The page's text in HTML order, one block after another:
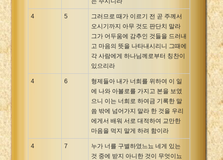
4 5
그러므로 때가 이르기 전 곧 주께서
오시기까지 아무 것도 판단치 말라
그가 어두움에 감추인 것들을 드러내
고 마음의 뜻을 나타내시리니 그때에
각 사람에게 하나님께로부터 칭찬이
있으리라
4 6
형제들아 내가 너희를 위하여 이 일
에 나와 아볼로를 가지고 본을 보였
으니 이는 너희로 하여금 기록한 말
씀 밖에 넘어가지 말라 한 것을 우리
에게서 배워 서로 대적하여 교만한
마음을 먹지 말게 하려 함이라
4 7
누가 너를 구별하였느뇨 네게 있는
것 중에 받지 아니한 것이 무엇이뇨